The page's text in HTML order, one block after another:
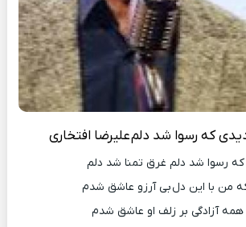
که رسوا شد دلمعلیرضا افتخاری
رسوا شد دلم غرق تمنا شد دلم
من با این دل بی آرزو عاشق شدم
همه آزادگی بر زلف او عاشق شدم